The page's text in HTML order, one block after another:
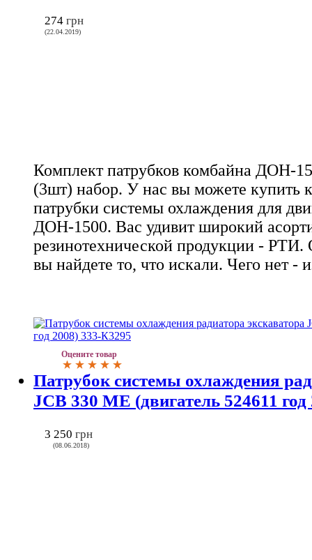
274 грн
(22.04.2019)
Комплект патрубков комбайна ДОН-
(3шт) набор. У нас вы можете купить
патрубки системы охлаждения для
ДОН-1500. Вас удивит широкий
резинотехнической продукции -
вы найдете то, что искали. Чего нет -
Оцените товар
Патрубок системы охлаждения
JCB 330 ME (двигатель 524611
3 250 грн
(08.06.2018)